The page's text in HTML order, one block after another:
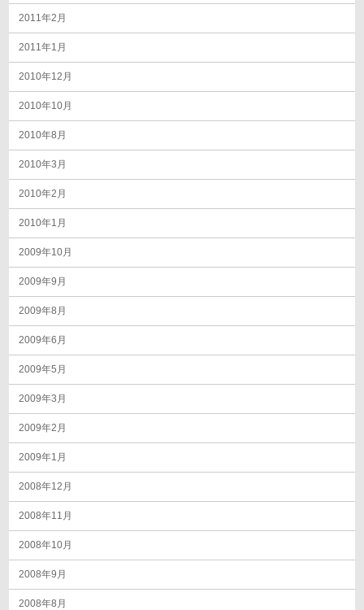
2011年2月
2011年1月
2010年12月
2010年10月
2010年8月
2010年3月
2010年2月
2010年1月
2009年10月
2009年9月
2009年8月
2009年6月
2009年5月
2009年3月
2009年2月
2009年1月
2008年12月
2008年11月
2008年10月
2008年9月
2008年8月